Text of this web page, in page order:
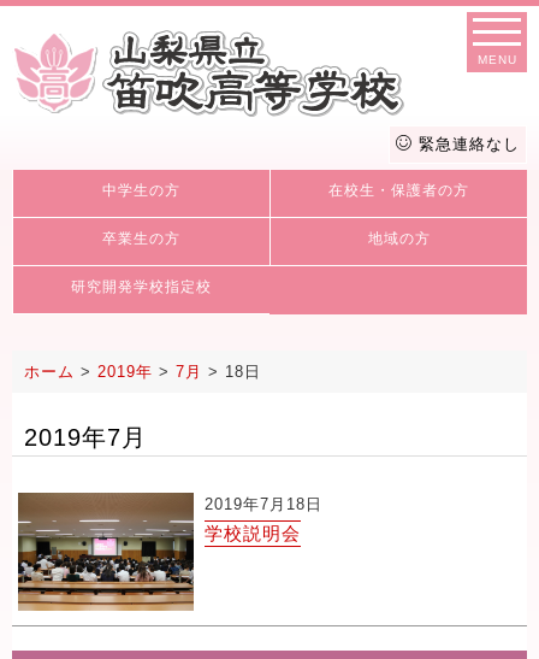
MENU
緊急連絡なし
中学生の方 在校生・保護者の方
卒業生の方 地域の方
研究開発学校指定校
ホーム > 2019年 > 7月 > 18日
2019年7月
2019年7月18日
学校説明会